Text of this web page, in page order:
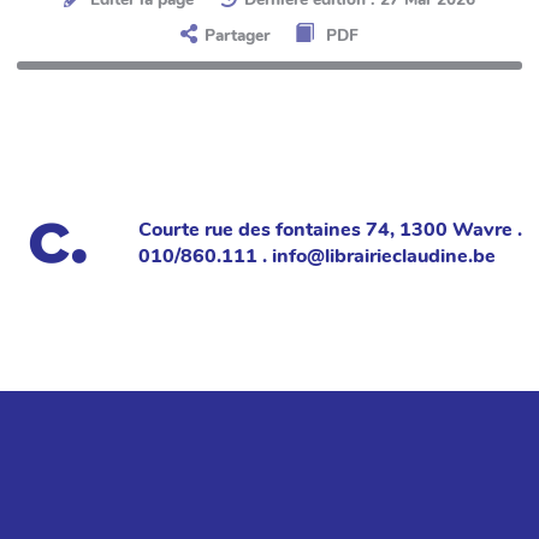
Partager
PDF
Courte rue des fontaines 74, 1300 Wavre .
010/860.111 . info@librairieclaudine.be